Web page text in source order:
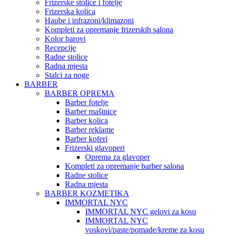
Frizerske stolice i fotelje
Frizerska kolica
Haube i infrazoni/klimazoni
Kompleti za opremanje frizerskih salona
Kolor barovi
Recepcije
Radne stolice
Radna mjesta
Stalci za noge
BARBER
BARBER OPREMA
Barber fotelje
Barber mašinice
Barber kolica
Barber reklame
Barber koferi
Frizerski glavoperi
Oprema za glavoper
Kompleti za opremanje barber salona
Radne stolice
Radna mjesta
BARBER KOZMETIKA
IMMORTAL NYC
IMMORTAL NYC gelovi za kosu
IMMORTAL NYC
voskovi/paste/pomade/kreme za kosu